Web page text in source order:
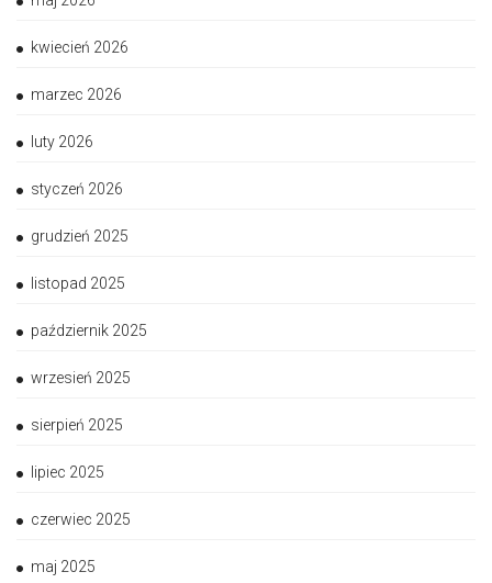
kwiecień 2026
marzec 2026
luty 2026
styczeń 2026
grudzień 2025
listopad 2025
październik 2025
wrzesień 2025
sierpień 2025
lipiec 2025
czerwiec 2025
maj 2025